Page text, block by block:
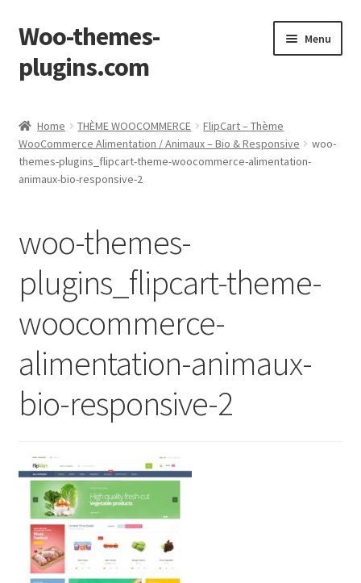
Skip
to
navigation
Skip
to
content
Woo-themes-
plugins.com
Menu
Home THÈME WOOCOMMERCE
FlipCart – Thème
WooCommerce Alimentation / Animaux – Bio & Responsive
woo-
themes-plugins_flipcart-theme-woocommerce-alimentation-
animaux-bio-responsive-2
woo-themes-
plugins_flipcart-theme-
woocommerce-
alimentation-animaux-
bio-responsive-2